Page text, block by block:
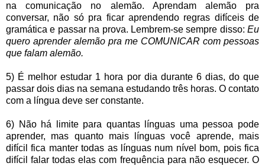
na comunicação no alemão. Aprendam alemão pra
conversar, não só pra ficar aprendendo regras difíceis de
gramática e passar na prova. Lembrem-se sempre disso: Eu
quero aprender alemão pra me COMUNICAR com pessoas
que falam alemão.
5) É melhor estudar 1 hora por dia durante 6 dias, do que
passar dois dias na semana estudando três horas. O contato
com a língua deve ser constante.
6) Não há limite para quantas línguas uma pessoa pode
aprender, mas quanto mais línguas você aprende, mais
difícil fica manter todas as línguas num nível bom, pois fica
difícil falar todas elas com frequência para não esquecer. O